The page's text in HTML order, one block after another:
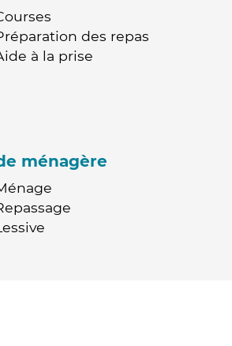
des repas
à la prise
ménagère